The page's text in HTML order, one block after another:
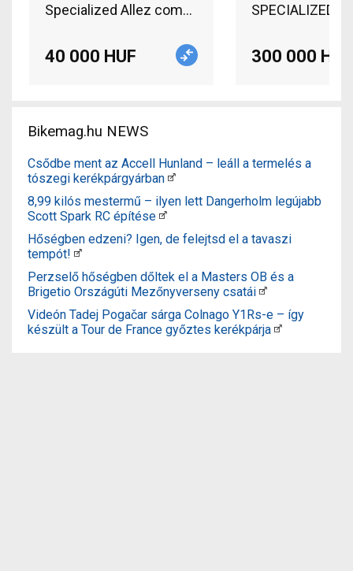
Specialized Allez comp váz SPECIALIZED Allez
40 000 HUF
SPECIALIZED
300 000 HUF
Bikemag.hu NEWS
Csődbe ment az Accell Hunland – leáll a termelés a
tószegi kerékpárgyárban
8,99 kilós mestermű – ilyen lett Dangerholm legújabb
Scott Spark RC építése
Hőségben edzeni? Igen, de felejtsd el a tavaszi
tempót!
Perzselő hőségben dőltek el a Masters OB és a
Brigetio Országúti Mezőnyverseny csatái
Videón Tadej Pogačar sárga Colnago Y1Rs-e – így
készült a Tour de France győztes kerékpárja